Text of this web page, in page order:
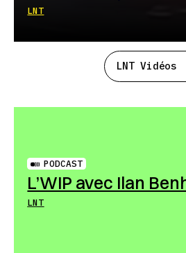
LNT
LNT Vidéos
PODCAST
L’WIP avec Ilan
LNT